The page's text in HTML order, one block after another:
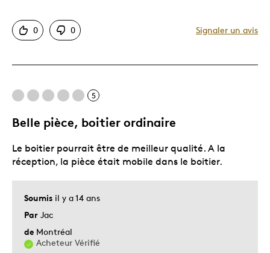
Motif attrayant
Très bonne qualité
Les meilleures utilisations
Cadeau de Noël
Cadeau pour adulte
Cadeau pour enfant
Occasion spéciale
0 0 Signaler un avis
5
Belle pièce, boitier ordinaire
Soumis il y a 14 ans
Par Jac
de Montréal
Acheteur Vérifié
Le boitier pourrait être de meilleur qualité. A la
réception, la pièce était mobile dans le boitier.